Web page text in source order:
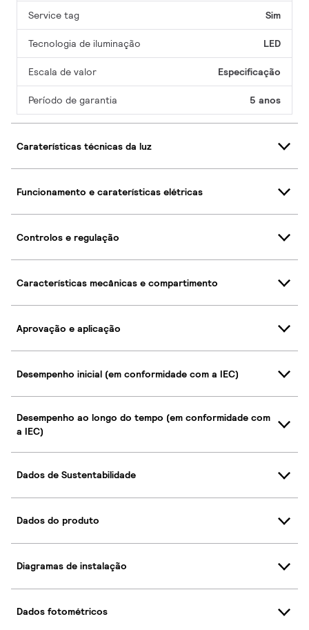
Service tag Sim
Tecnologia de iluminação LED
Escala de valor Especificação
Período de garantia 5 anos
Caraterísticas técnicas da luz
Funcionamento e caraterísticas elétricas
Controlos e regulação
Características mecânicas e compartimento
Aprovação e aplicação
Desempenho inicial (em conformidade com a IEC)
Desempenho ao longo do tempo (em conformidade com
a IEC)
Dados de Sustentabilidade
Dados do produto
Diagramas de instalação
Dados fotométricos